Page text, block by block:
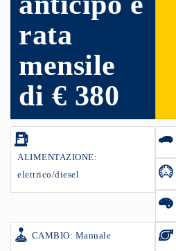
rata
mensile
di € 380
ALIMENTAZIONE:
elettrico/diesel
CAMBIO: Manuale